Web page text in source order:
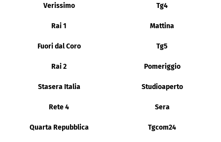
Verissimo Tg4
Rai 1 Mattina
Fuori dal Coro Tg5
Rai 2 Pomeriggio
Stasera Italia Studioaperto
Rete 4 Sera
Quarta Repubblica Tgcom24